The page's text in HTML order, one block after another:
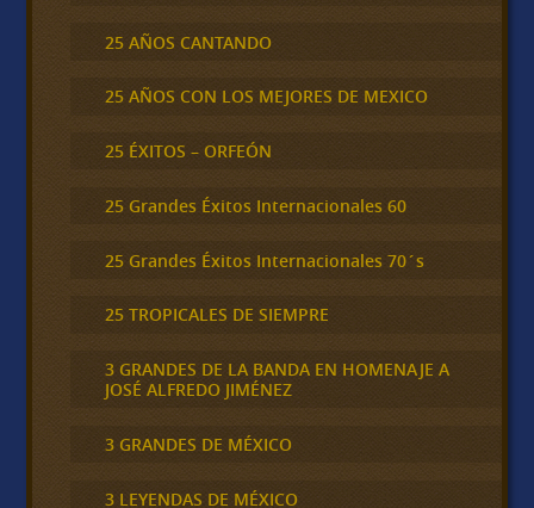
25 AÑOS CANTANDO
25 AÑOS CON LOS MEJORES DE MEXICO
25 ÉXITOS – ORFEÓN
25 Grandes Éxitos Internacionales 60
25 Grandes Éxitos Internacionales 70´s
25 TROPICALES DE SIEMPRE
3 GRANDES DE LA BANDA EN HOMENAJE A
JOSÉ ALFREDO JIMÉNEZ
3 GRANDES DE MÉXICO
3 LEYENDAS DE MÉXICO